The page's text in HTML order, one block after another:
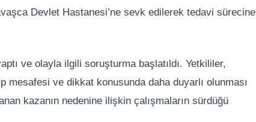
Devlet Hastanesi’ne sevk edilerek tedavi sürecine
ve olayla ilgili soruşturma başlatıldı. Yetkililer,
ve dikkat konusunda daha duyarlı olunması
kazanın nedenine ilişkin çalışmaların sürdüğü